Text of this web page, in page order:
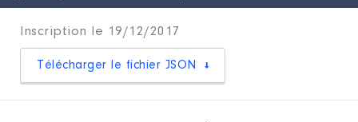
Inscription le 19/12/2017
Télécharger le fichier JSON